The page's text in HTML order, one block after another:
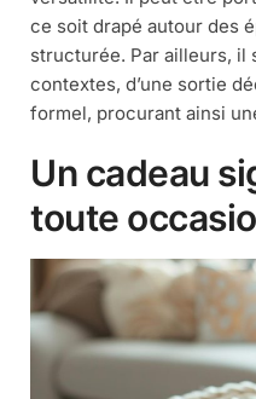
ce soit drapé autour des
structurée. Par ailleurs, il
contextes, d’une sortie
formel, procurant ainsi
Un cadeau
toute